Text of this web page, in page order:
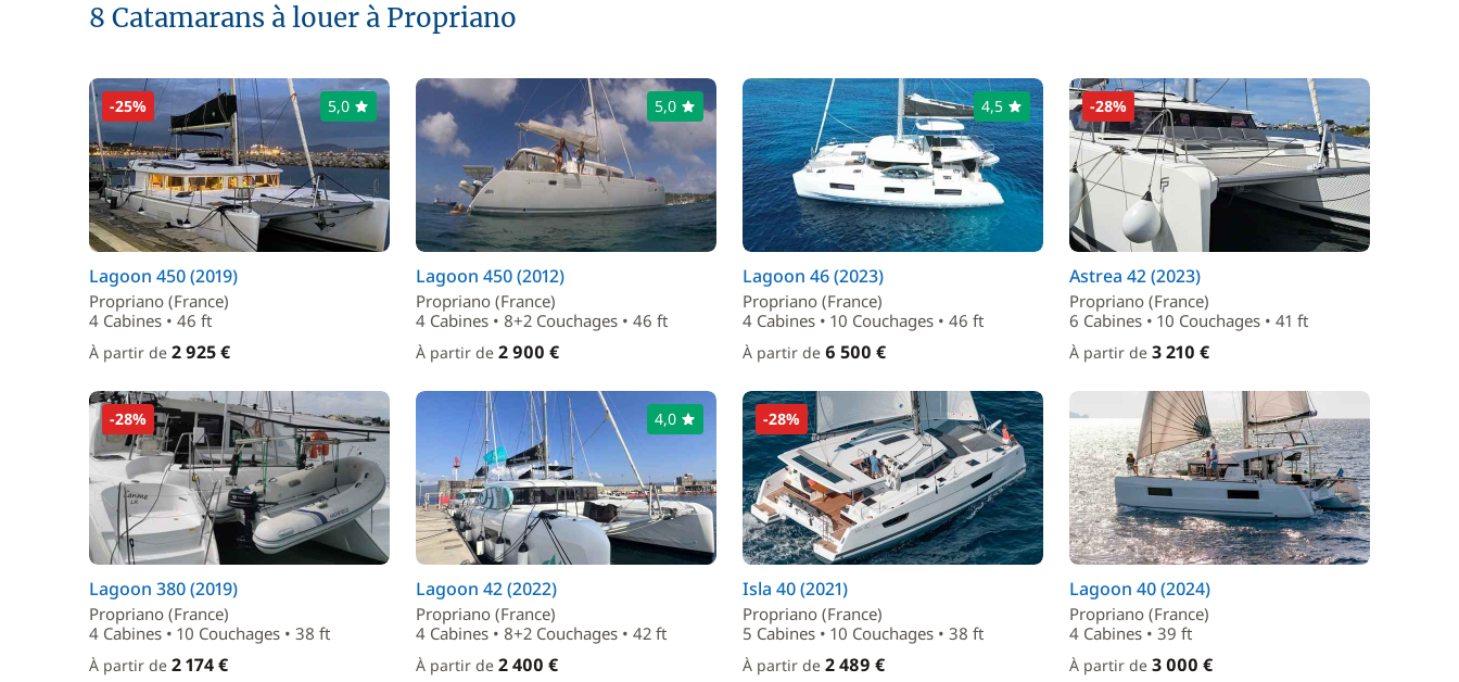
8 Catamarans à louer à Propriano
-25% 5,0
Lagoon 450 (2019)
Propriano (France)
4 Cabines • 46 ft
À partir de 2 925 €
5,0
Lagoon 450 (2012)
Propriano (France)
4 Cabines • 8+2 Couchages • 46 ft
À partir de 2 900 €
4,5
Lagoon 46 (2023)
Propriano (France)
4 Cabines • 10 Couchages • 46 ft
À partir de 6 500 €
-28%
Astrea 42 (2023)
Propriano (France)
6 Cabines • 10 Couchages • 41 ft
À partir de 3 210 €
-28%
Lagoon 380 (2019)
Propriano (France)
4 Cabines • 10 Couchages • 38 ft
À partir de 2 174 €
4,0
Lagoon 42 (2022)
Propriano (France)
4 Cabines • 8+2 Couchages • 42 ft
À partir de 2 400 €
-28%
Isla 40 (2021)
Propriano (France)
5 Cabines • 10 Couchages • 38 ft
À partir de 2 489 €
Lagoon 40 (2024)
Propriano (France)
4 Cabines • 39 ft
À partir de 3 000 €